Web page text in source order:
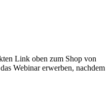
Link oben zum Shop von
Webinar erwerben, nachdem